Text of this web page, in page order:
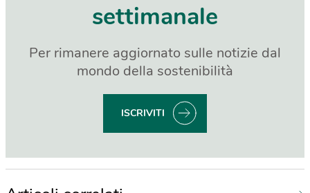
settimanale
Per rimanere aggiornato sulle notizie dal
mondo della sostenibilità
ISCRIVITI